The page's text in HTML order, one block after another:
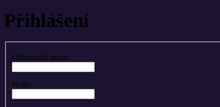
Přihlášení
Uživatelské jméno
Heslo